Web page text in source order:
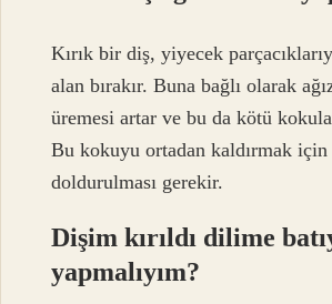
Kırık bir diş, yiyecek
alan bırakır. Buna bağlı olarak
üremesi artar ve bu da kötü
Bu kokuyu ortadan kaldırmak için
doldurulması gerekir.
Dişim kırıldı dilime
yapmalıyım?